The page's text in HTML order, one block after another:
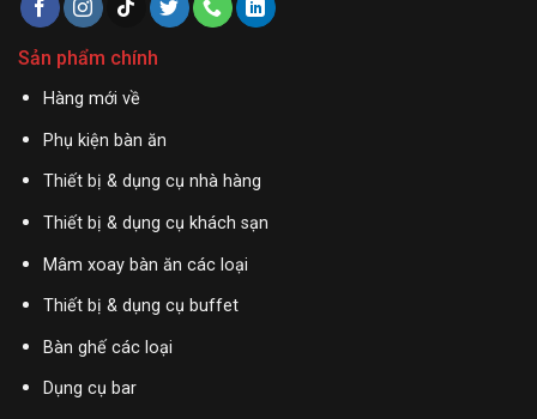
Sản phẩm chính
Hàng mới về
Phụ kiện bàn ăn
Thiết bị & dụng cụ nhà hàng
Thiết bị & dụng cụ khách sạn
Mâm xoay bàn ăn các loại
Thiết bị & dụng cụ buffet
Bàn ghế các loại
Dụng cụ bar